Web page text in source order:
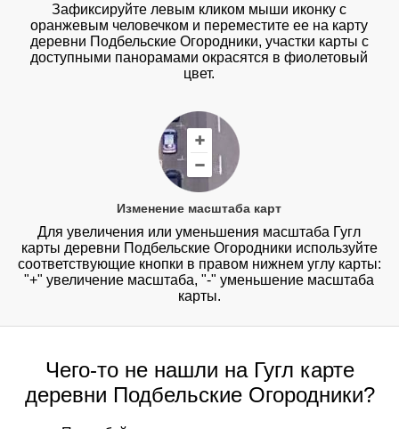
Зафиксируйте левым кликом мыши иконку с
оранжевым человечком и переместите ее на карту
деревни Подбельские Огородники, участки карты с
доступными панорамами окрасятся в фиолетовый
цвет.
Изменение масштаба карт
Для увеличения или уменьшения масштаба Гугл
карты деревни Подбельские Огородники используйте
соответствующие кнопки в правом нижнем углу карты:
"+" увеличение масштаба, "-" уменьшение масштаба
карты.
Чего-то не нашли на Гугл карте
деревни Подбельские Огородники?